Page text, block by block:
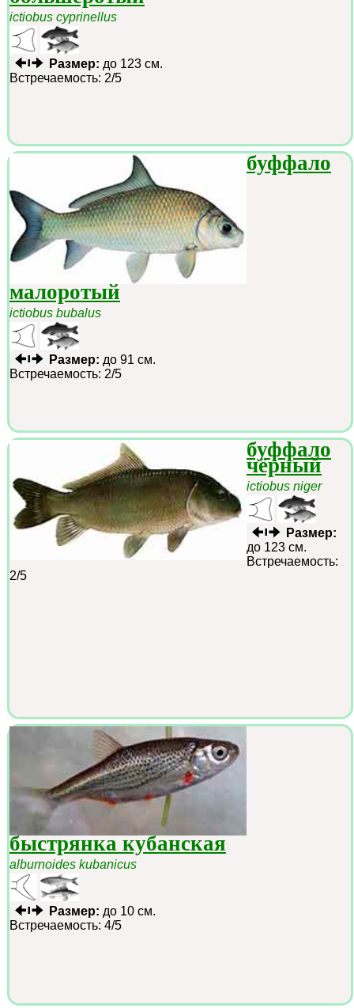
ictiobus cyprinellus
Размер: до 123 см.
Встречаемость: 2/5
буффало
малоротый
ictiobus bubalus
Размер: до 91 см.
Встречаемость: 2/5
буффало
чёрный
ictiobus niger
Размер:
до 123 см.
Встречаемость:
2/5
быстрянка кубанская
alburnoides kubanicus
Размер: до 10 см.
Встречаемость: 4/5